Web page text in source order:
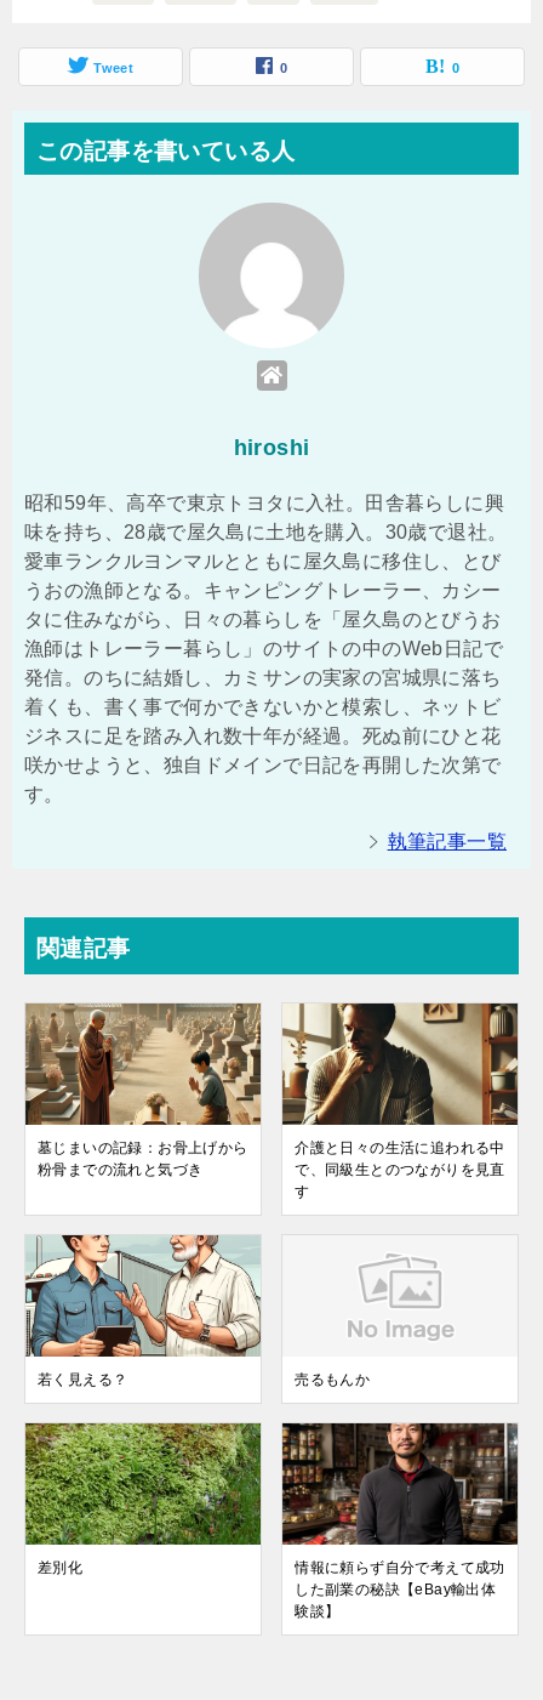
Tweet 0 0
この記事を書いている人
hiroshi
昭和59年、高卒で東京トヨタに入社。田舎暮らしに興
味を持ち、28歳で屋久島に土地を購入。30歳で退社。
愛車ランクルヨンマルとともに屋久島に移住し、とび
うおの漁師となる。キャンピングトレーラー、カシー
タに住みながら、日々の暮らしを「屋久島のとびうお
漁師はトレーラー暮らし」のサイトの中のWeb日記で
発信。のちに結婚し、カミサンの実家の宮城県に落ち
着くも、書く事で何かできないかと模索し、ネットビ
ジネスに足を踏み入れ数十年が経過。死ぬ前にひと花
咲かせようと、独自ドメインで日記を再開した次第で
す。
執筆記事一覧
関連記事
墓じまいの記録：お骨上げから
粉骨までの流れと気づき
介護と日々の生活に追われる中
で、同級生とのつながりを見直
す
若く見える？ 売るもんか
差別化
情報に頼らず自分で考えて成功
した副業の秘訣【eBay輸出体
験談】